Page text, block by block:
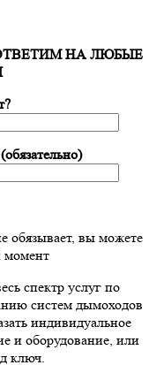
НА ЛЮБЫЕ
обязывает, вы можете
момент
спектр услуг по
систем дымоходов
индивидуальное
и оборудование, или
ключ.